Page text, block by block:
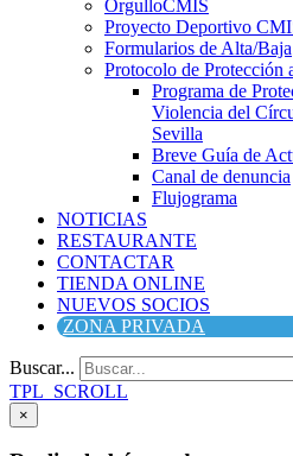
OrgulloCMIS
Proyecto Deportivo
Formularios de Alta/Baja
Protocolo de Protección
Programa de
Violencia del
Sevilla
Breve Guía de
Canal de denuncia
Flujograma
NOTICIAS
RESTAURANTE
CONTACTAR
TIENDA ONLINE
NUEVOS SOCIOS
ZONA PRIVADA
Buscar...
TPL_SCROLL
×